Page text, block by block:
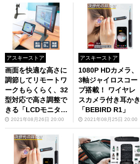
アスキーストア
画面を快適な高さに
調節してリモートワ
ークもらくらく、32
型対応で高さ調整で
きる「LCDモニター
スタンド」が6346
円
2021年08月26日 20:00
アスキーストア
1080P HDカメラ、
3軸ジャイロスコー
プ搭載！ ワイヤレ
スカメラ付き耳かき
「BEBIRD R1」
2021年08月25日 20:00